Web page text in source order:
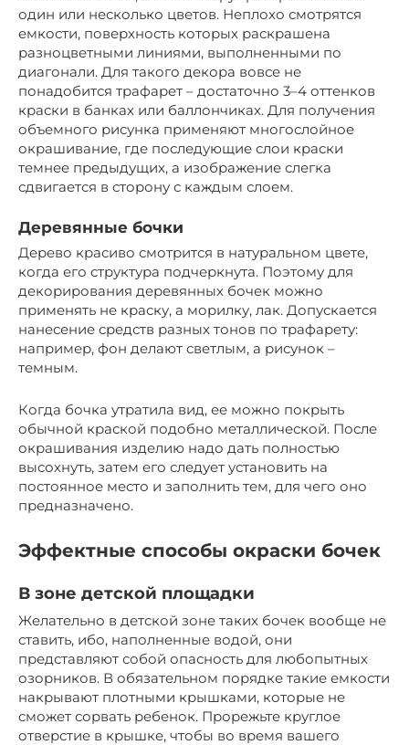
один или несколько цветов. Неплохо смотрятся
емкости, поверхность которых раскрашена
разноцветными линиями, выполненными по
диагонали. Для такого декора вовсе не
понадобится трафарет – достаточно 3–4 оттенков
краски в банках или баллончиках. Для получения
объемного рисунка применяют многослойное
окрашивание, где последующие слои краски
темнее предыдущих, а изображение слегка
сдвигается в сторону с каждым слоем.
Деревянные бочки
Дерево красиво смотрится в натуральном цвете,
когда его структура подчеркнута. Поэтому для
декорирования деревянных бочек можно
применять не краску, а морилку, лак. Допускается
нанесение средств разных тонов по трафарету:
например, фон делают светлым, а рисунок –
темным.
Когда бочка утратила вид, ее можно покрыть
обычной краской подобно металлической. После
окрашивания изделию надо дать полностью
высохнуть, затем его следует установить на
постоянное место и заполнить тем, для чего оно
предназначено.
Эффектные способы окраски бочек
В зоне детской площадки
Желательно в детской зоне таких бочек вообще не
ставить, ибо, наполненные водой, они
представляют собой опасность для любопытных
озорников. В обязательном порядке такие емкости
накрывают плотными крышками, которые не
сможет сорвать ребенок. Прорежьте круглое
отверстие в крышке, чтобы во время вашего